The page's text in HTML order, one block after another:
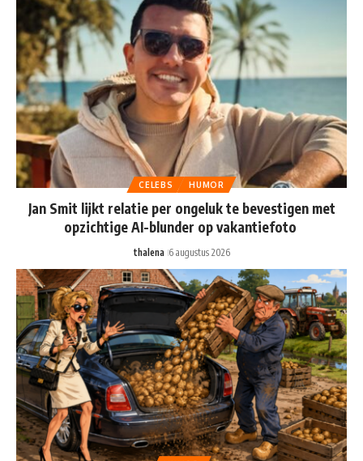
CELEBS HUMOR
Jan Smit lijkt relatie per ongeluk te bevestigen met
opzichtige AI-blunder op vakantiefoto
thalena 6 augustus 2026